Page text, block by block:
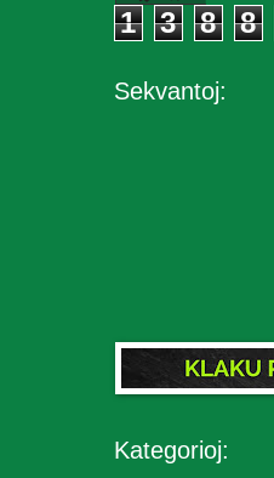
1 3 8 8
Sekvantoj:
Kategorioj: